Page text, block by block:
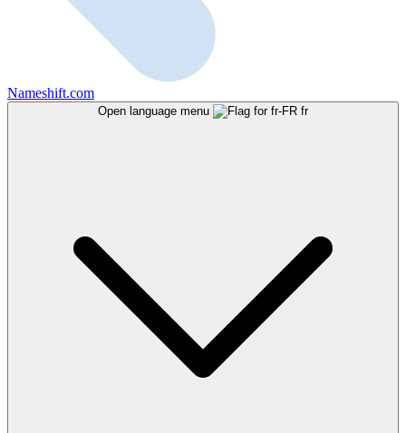
Nameshift.com
Open language menu fr